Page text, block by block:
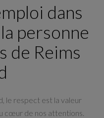
dans
personne
de Reims
le respect est la valeur
cœur de nos attentions.